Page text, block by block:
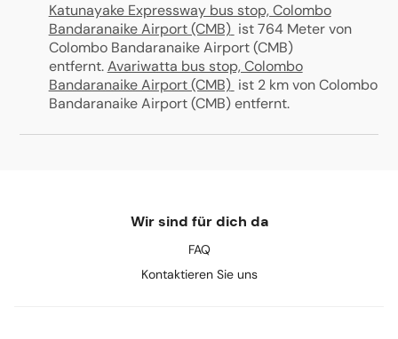
Katunayake Expressway bus stop, Colombo
Bandaranaike Airport (CMB) ist 764 Meter von
Colombo Bandaranaike Airport (CMB)
entfernt.Avariwatta bus stop, Colombo
Bandaranaike Airport (CMB) ist 2 km von Colombo
Bandaranaike Airport (CMB) entfernt.
Wir sind für dich da
FAQ
Kontaktieren Sie uns